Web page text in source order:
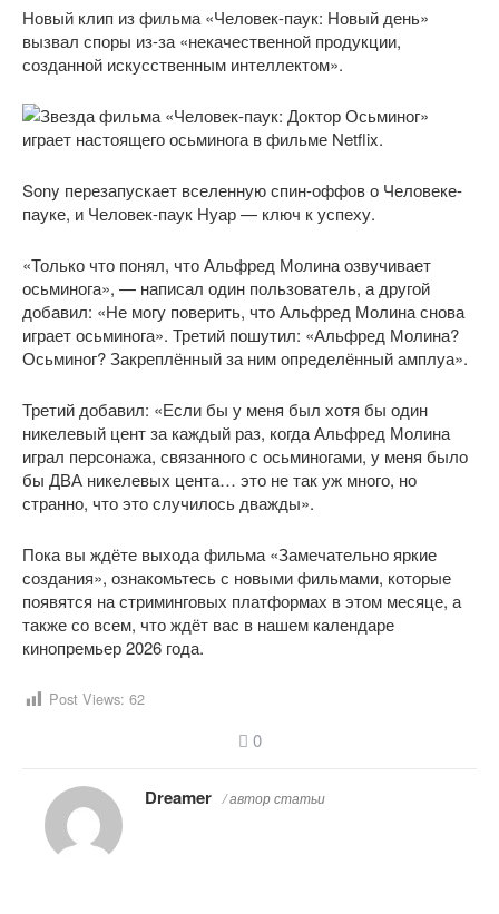
Новый клип из фильма «Человек-паук: Новый день»
вызвал споры из-за «некачественной продукции,
созданной искусственным интеллектом».
Sony перезапускает вселенную спин-оффов о Человеке-
пауке, и Человек-паук Нуар — ключ к успеху.
«Только что понял, что Альфред Молина озвучивает
осьминога», — написал один пользователь, а другой
добавил: «Не могу поверить, что Альфред Молина снова
играет осьминога». Третий пошутил: «Альфред Молина?
Осьминог? Закреплённый за ним определённый амплуа».
Третий добавил: «Если бы у меня был хотя бы один
никелевый цент за каждый раз, когда Альфред Молина
играл персонажа, связанного с осьминогами, у меня было
бы ДВА никелевых цента… это не так уж много, но
странно, что это случилось дважды».
Пока вы ждёте выхода фильма «Замечательно яркие
создания», ознакомьтесь с новыми фильмами, которые
появятся на стриминговых платформах в этом месяце, а
также со всем, что ждёт вас в нашем календаре
кинопремьер 2026 года.
Post Views: 62
0
Dreamer / автор статьи